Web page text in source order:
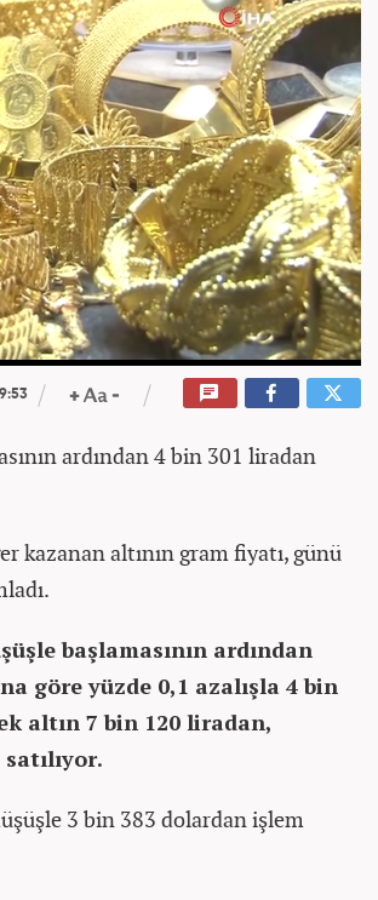
ardından 4 bin 301 liradan
kazanan altının gram fiyatı, günü
başlamasının ardından
göre yüzde 0,1 azalışla 4 bin
altın 7 bin 120 liradan,
3 bin 383 dolardan işlem